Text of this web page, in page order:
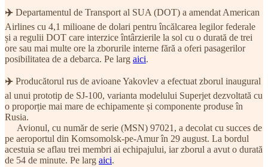
✈️ Departamentul de Transport al SUA (DOT) a amendat American
Airlines cu 4,1 milioane de dolari pentru încălcarea legilor federale
și a regulii DOT care interzice întârzierile la sol cu o durată de trei
ore sau mai multe ore la zborurile interne fără a oferi pasagerilor
posibilitatea de a debarca. Pe larg aici.
✈️ Producătorul rus de avioane Yakovlev a efectuat zborul inaugural
al unui prototip de SJ-100, varianta modelului Superjet dezvoltată cu
o proporție mai mare de echipamente și componente produse în
Rusia.
Avionul, cu număr de serie (MSN) 97021, a decolat cu succes de
pe aeroportul din Komsomolsk-pe-Amur în 29 august. La bordul
acestuia se aflau trei membri ai echipajului, iar zborul a avut o durată
de 54 de minute. Pe larg aici.